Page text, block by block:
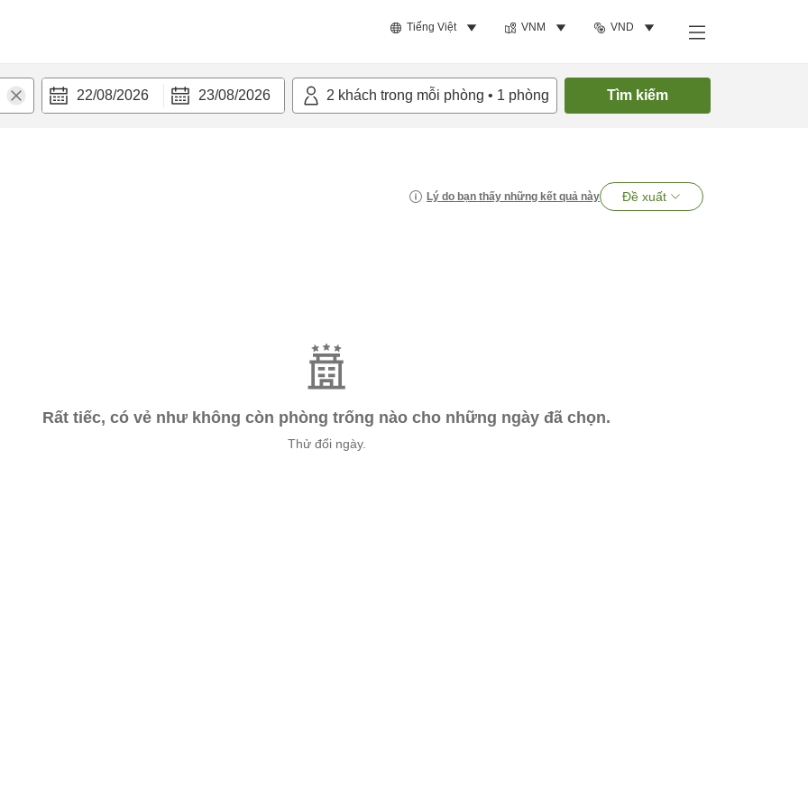
Tiếng Việt VNM VND
22/08/2026 23/08/2026 2 khách trong mỗi phòng • 1 phòng Tìm kiếm
Lý do bạn thấy những kết quả này Đề xuất
Rất tiếc, có vẻ như không còn phòng trống nào cho những ngày đã chọn.
Thử đổi ngày.